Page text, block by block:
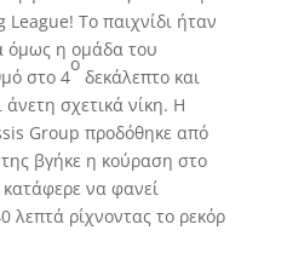
Το παιχνίδι ήταν
όμως η ομάδα του
στο 4
ο
δεκάλεπτο και
σχετικά νίκη. Η
Group προδόθηκε από
βγήκε η κούραση στο
να φανεί
λεπτά ρίχνοντας το ρεκόρ